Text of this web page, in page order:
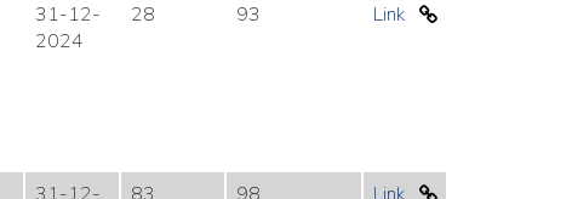
31-12-
2024
28 93 Link